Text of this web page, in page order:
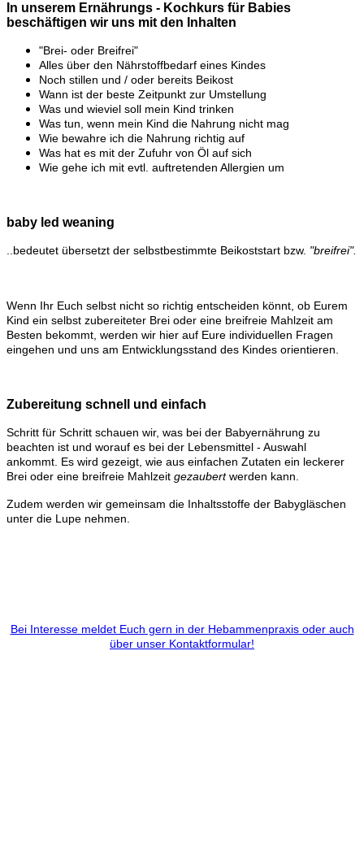
In unserem Ernährungs - Kochkurs für Babies
beschäftigen wir uns mit den Inhalten
"Brei- oder Breifrei"
Alles über den Nährstoffbedarf eines Kindes
Noch stillen und / oder bereits Beikost
Wann ist der beste Zeitpunkt zur Umstellung
Was und wieviel soll mein Kind trinken
Was tun, wenn mein Kind die Nahrung nicht mag
Wie bewahre ich die Nahrung richtig auf
Was hat es mit der Zufuhr von Öl auf sich
Wie gehe ich mit evtl. auftretenden Allergien um
baby led weaning
..bedeutet übersetzt der selbstbestimmte Beikoststart bzw. "breifrei".
Wenn Ihr Euch selbst nicht so richtig entscheiden könnt, ob Eurem
Kind ein selbst zubereiteter Brei oder eine breifreie Mahlzeit am
Besten bekommt, werden wir hier auf Eure individuellen Fragen
eingehen und uns am Entwicklungsstand des Kindes orientieren.
Zubereitung schnell und einfach
Schritt für Schritt schauen wir, was bei der Babyernährung zu
beachten ist und worauf es bei der Lebensmittel - Auswahl
ankommt. Es wird gezeigt, wie aus einfachen Zutaten ein leckerer
Brei oder eine breifreie Mahlzeit gezaubertwerden kann.
Zudem werden wir gemeinsam die Inhaltsstoffe der Babygläschen
unter die Lupe nehmen.
Bei Interesse meldet Euch gern in der Hebammenpraxis oder auch
über unser Kontaktformular!